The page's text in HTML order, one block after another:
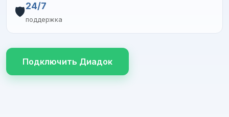
🛡️24/7
поддержка
Подключить Диадок